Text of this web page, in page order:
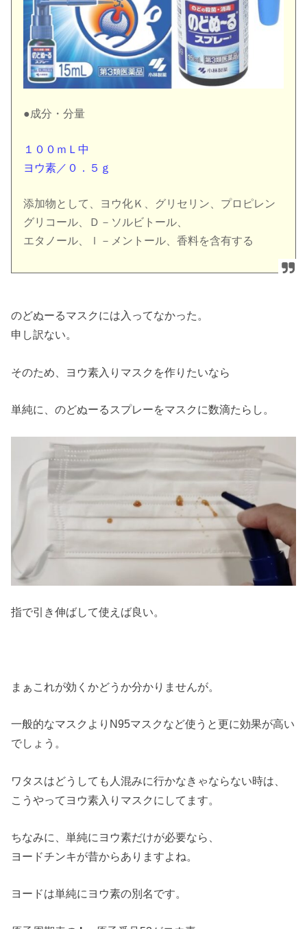
●成分・分量
１００ｍＬ中
ヨウ素／０．５ｇ
添加物として、ヨウ化Ｋ、グリセリン、プロピレン
グリコール、Ｄ－ソルビトール、
エタノール、ｌ－メントール、香料を含有する
のどぬーるマスクには入ってなかった。
申し訳ない。
そのため、ヨウ素入りマスクを作りたいなら
単純に、のどぬーるスプレーをマスクに数滴たらし。
指で引き伸ばして使えば良い。
まぁこれが効くかどうか分かりませんが。
一般的なマスクよりN95マスクなど使うと更に効果が高い
でしょう。
ワタスはどうしても人混みに行かなきゃならない時は、
こうやってヨウ素入りマスクにしてます。
ちなみに、単純にヨウ素だけが必要なら、
ヨードチンキが昔からありますよね。
ヨードは単純にヨウ素の別名です。